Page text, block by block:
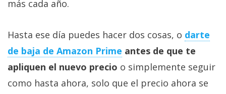
más cada año.
Hasta ese día puedes hacer dos cosas, o darte
de baja de Amazon Prime antes de que te
apliquen el nuevo precio o simplemente seguir
como hasta ahora, solo que el precio ahora se